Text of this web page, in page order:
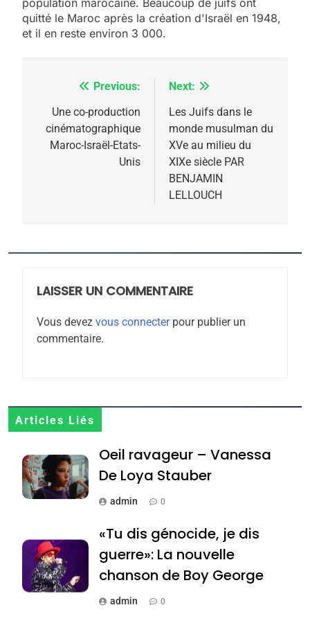
quitté le Maroc après la création d'Israël en 1948,
et il en reste environ 3 000.
Navigation
de
l’article
Previous:
Une co-production
cinématographique
Maroc-Israël-Etats-
Unis
Next:
Les Juifs dans le
monde musulman du
XVe au milieu du
XIXe siècle PAR
BENJAMIN
LELLOUCH
LAISSER UN COMMENTAIRE
Vous devez vous connecterpour publier un
commentaire.
Articles Liés
Oeil ravageur – Vanessa
De Loya Stauber
admin 0
«Tu dis génocide, je dis
guerre»: La nouvelle
chanson de Boy George
admin 0
2025, l’année la plus
rapport d’ADL contre
FRANCE ISRAÉL
6
Zrihen-Dvir
7
Jacques Hadida
JUDAISME
Maroc : Les amandes de
Tafraout, le miel de Tadla
Azilal consacrés produits
du terroir